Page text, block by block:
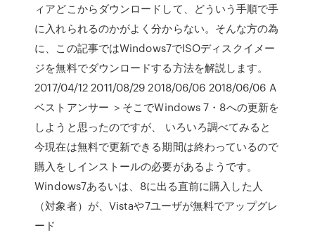
ィアどこからダウンロードして、どういう手順で手
に入れられるのかがよく分からない。そんな方の為
に、この記事ではWindows7でISOディスクイメー
ジを無料でダウンロードする方法を解説します。
2017/04/12 2011/08/29 2018/06/06 2018/06/06 A
ベストアンサー ＞そこでWindows 7・8への更新を
しようと思ったのですが、 いろいろ調べてみると
今現在は無料で更新できる期間は終わっているので
購入をしインストールの必要があるようです。
Windows7あるいは、8に出る直前に購入した人
（対象者）が、Vistaや7ユーザが無料でアップグレ
ード